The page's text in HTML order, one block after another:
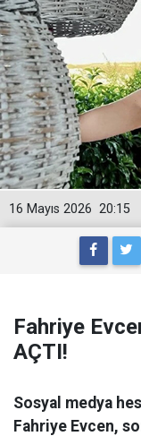
20:15
16 Mayıs 2026
Fahriye
AÇTI!
Sosyal medya
Fahriye Evcen,